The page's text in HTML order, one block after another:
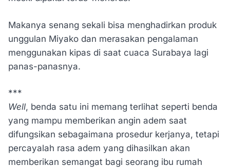
Makanya senang sekali bisa menghadirkan produk
unggulan Miyako dan merasakan pengalaman
menggunakan kipas di saat cuaca Surabaya lagi
panas-panasnya.
***
Well, benda satu ini memang terlihat seperti benda
yang mampu memberikan angin adem saat
difungsikan sebagaimana prosedur kerjanya, tetapi
percayalah rasa adem yang dihasilkan akan
memberikan semangat bagi seorang ibu rumah